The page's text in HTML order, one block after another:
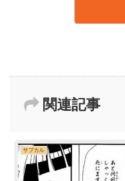
関連記事
サブカル